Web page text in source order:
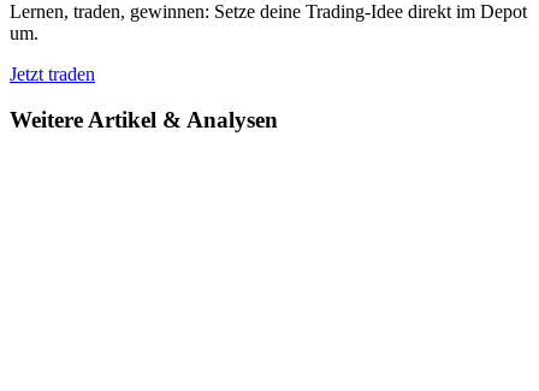
Lernen, traden, gewinnen: Setze deine Trading-Idee direkt im Depot
um.
Jetzt traden
Weitere Artikel & Analysen